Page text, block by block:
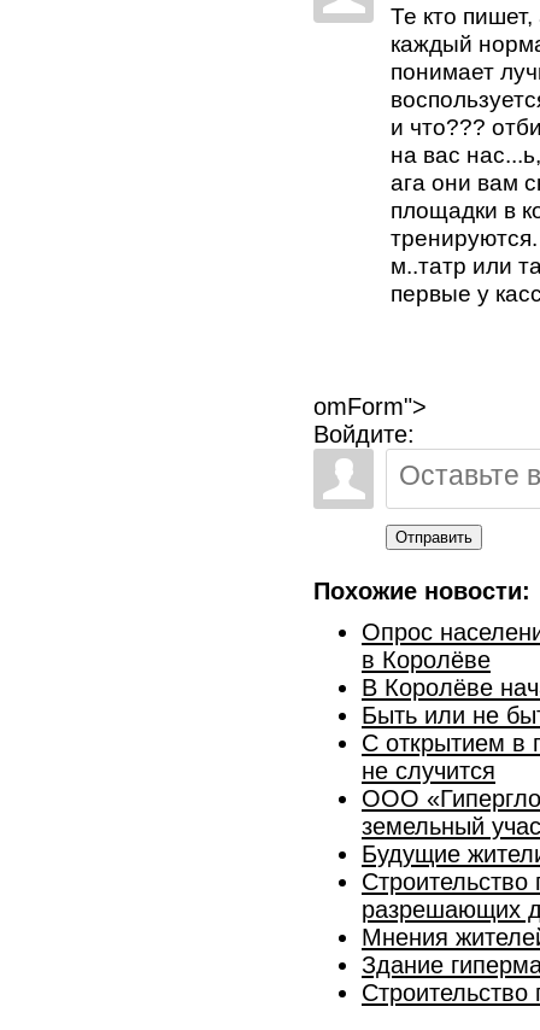
Те кто
каждый
понимает
и что???
на вас
ага они вам
площадки в
м..татр или
первые у
omForm">
Войдите:
Отправить
Похожие новости:
Опрос
в Королёве
В Королёве
Быть или не
С открытием в
не случится
ООО
земельный
Будущие
Строительство
разрешающих
Мнения
Здание
Строительство